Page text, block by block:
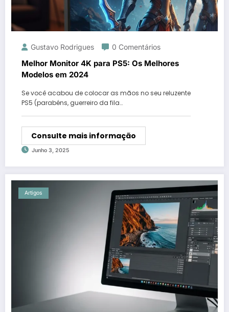
Gustavo Rodrigues 0 Comentários
Melhor Monitor 4K para PS5: Os Melhores
Modelos em 2024
Se você acabou de colocar as mãos no seu reluzente
PS5 (parabéns, guerreiro da fila…
Consulte mais informação
Junho 3, 2025
Artigos